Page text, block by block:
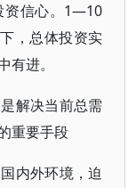
资信心。1—10
，总体投资实
进。
解决当前总需
重要手段
内外环境，迫